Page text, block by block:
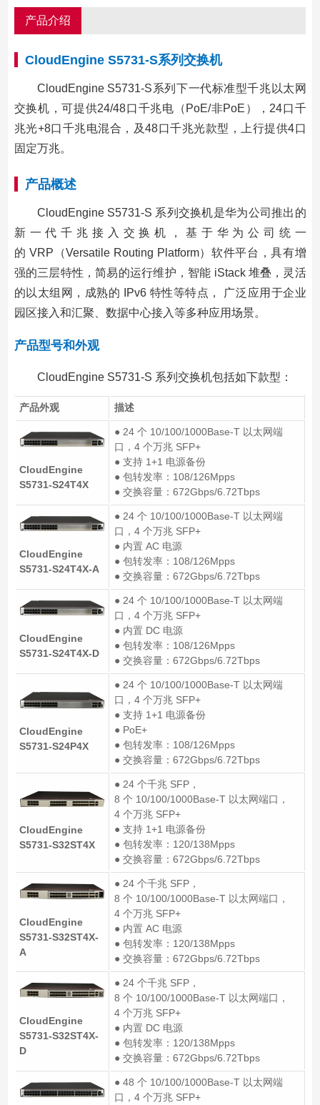
产品介绍
CloudEngine S5731-S系列交换机
CloudEngine S5731-S系列下一代标准型千兆以太网
交换机，可提供24/48口千兆电（PoE/非PoE），24口千
兆光+8口千兆电混合，及48口千兆光款型，上行提供4口
固定万兆。
产品概述
CloudEngine S5731-S 系列交换机是华为公司推出的
新一代千兆接入交换机，基于华为公司统一
的 VRP（Versatile Routing Platform）软件平台，具有增
强的三层特性，简易的运行维护，智能 iStack 堆叠，灵活
的以太组网，成熟的 IPv6 特性等特点， 广泛应用于企业
园区接入和汇聚、数据中心接入等多种应用场景。
产品型号和外观
CloudEngine S5731-S 系列交换机包括如下款型：
产品外观 描述
CloudEngine
S5731-S24T4X
● 24 个 10/100/1000Base-T 以太网端
口，4 个万兆 SFP+
● 支持 1+1 电源备份
● 包转发率：108/126Mpps
● 交换容量：672Gbps/6.72Tbps
CloudEngine
S5731-S24T4X-A
● 24 个 10/100/1000Base-T 以太网端
口，4 个万兆 SFP+
● 内置 AC 电源
● 包转发率：108/126Mpps
● 交换容量：672Gbps/6.72Tbps
CloudEngine
S5731-S24T4X-D
● 24 个 10/100/1000Base-T 以太网端
口，4 个万兆 SFP+
● 内置 DC 电源
● 包转发率：108/126Mpps
● 交换容量：672Gbps/6.72Tbps
CloudEngine
S5731-S24P4X
● 24 个 10/100/1000Base-T 以太网端
口，4 个万兆 SFP+
● 支持 1+1 电源备份
● PoE+
● 包转发率：108/126Mpps
● 交换容量：672Gbps/6.72Tbps
CloudEngine
S5731-S32ST4X
● 24 个千兆 SFP，
8 个 10/100/1000Base-T 以太网端口，
4 个万兆 SFP+
● 支持 1+1 电源备份
● 包转发率：120/138Mpps
● 交换容量：672Gbps/6.72Tbps
CloudEngine
S5731-S32ST4X-
A
● 24 个千兆 SFP，
8 个 10/100/1000Base-T 以太网端口，
4 个万兆 SFP+
● 内置 AC 电源
● 包转发率：120/138Mpps
● 交换容量：672Gbps/6.72Tbps
CloudEngine
S5731-S32ST4X-
D
● 24 个千兆 SFP，
8 个 10/100/1000Base-T 以太网端口，
4 个万兆 SFP+
● 内置 DC 电源
● 包转发率：120/138Mpps
● 交换容量：672Gbps/6.72Tbps
● 48 个 10/100/1000Base-T 以太网端
口，4 个万兆 SFP+